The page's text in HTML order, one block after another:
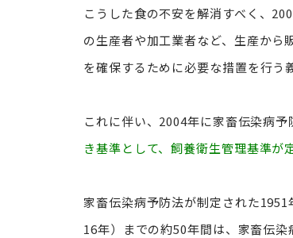
こうした食の不安を解消すべく、
の生産者や加工業者など、生産から
を確保するために必要な措置を行う
これに伴い、2004年に家畜伝染病予
き基準として、飼養衛生管理基準が
家畜伝染病予防法が制定された
16年）までの約50年間は、家畜伝